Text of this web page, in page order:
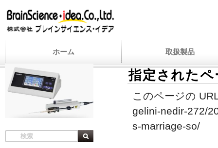
ホーム 取扱製品
指定された
このページの
gelini-nedir-272/
s-marriage-so/